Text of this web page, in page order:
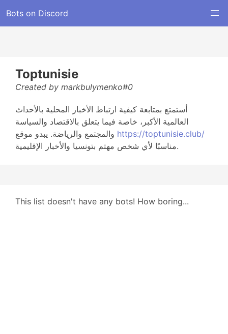
Bots on Discord
Toptunisie
Created by markbulymenko#0
أستمتع بمتابعة كيفية ارتباط الأخبار المحلية بالأحداث
العالمية الأكبر، خاصة فيما يتعلق بالاقتصاد والسياسة
https://toptunisie.club/
مناسبًا لأي شخص مهتم بتونسيا والأخبار الإقليمية.
This list doesn't have any bots! How boring...